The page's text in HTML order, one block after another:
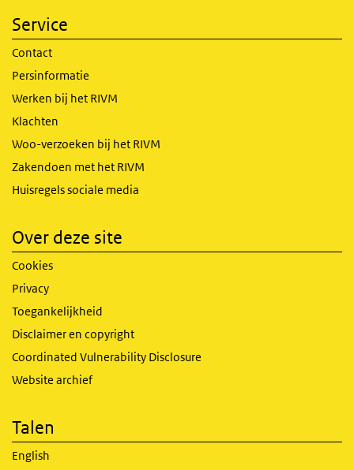
Service
Contact
Persinformatie
Werken bij het RIVM
Klachten
Woo-verzoeken bij het RIVM
Zakendoen met het RIVM
Huisregels sociale media
Over deze site
Cookies
Privacy
Toegankelijkheid
Disclaimer en copyright
Coordinated Vulnerability Disclosure
Website archief
Talen
English